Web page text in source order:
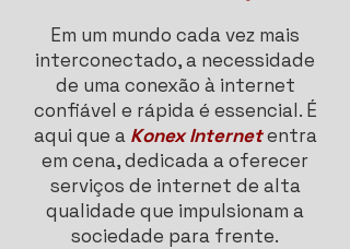
Em um mundo cada vez mais
interconectado, a necessidade
de uma conexão à internet
confiável e rápida é essencial. É
aqui que a Konex Internetentra
em cena, dedicada a oferecer
serviços de internet de alta
qualidade que impulsionam a
sociedade para frente.